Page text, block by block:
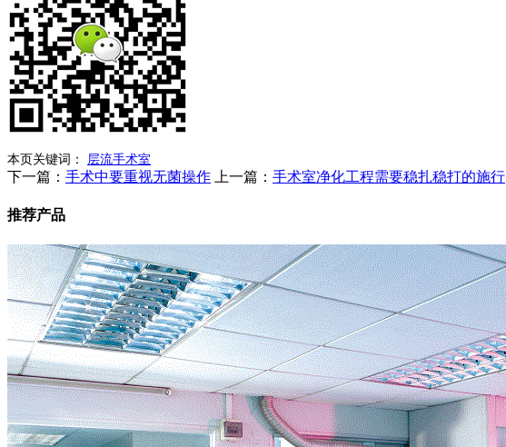
本页关键词： 层流手术室
下一篇： 手术中要重视无菌操作 上一篇： 手术室净化工程需要稳扎稳打的施行
推荐产品